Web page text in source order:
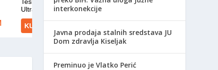
interkonekcije
Javna prodaja stalnih sredstava JU
Dom zdravlja Kiseljak
Preminuo je Vlatko Perić